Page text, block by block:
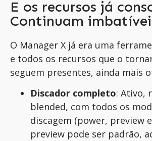
E os recursos já
Continuam
O Manager X já era uma
e todos os recursos que o
seguem presentes, ainda mais
Discador completo: Ativo,
blended, com todos os
discagem (power, preview
preview pode ser padrão,